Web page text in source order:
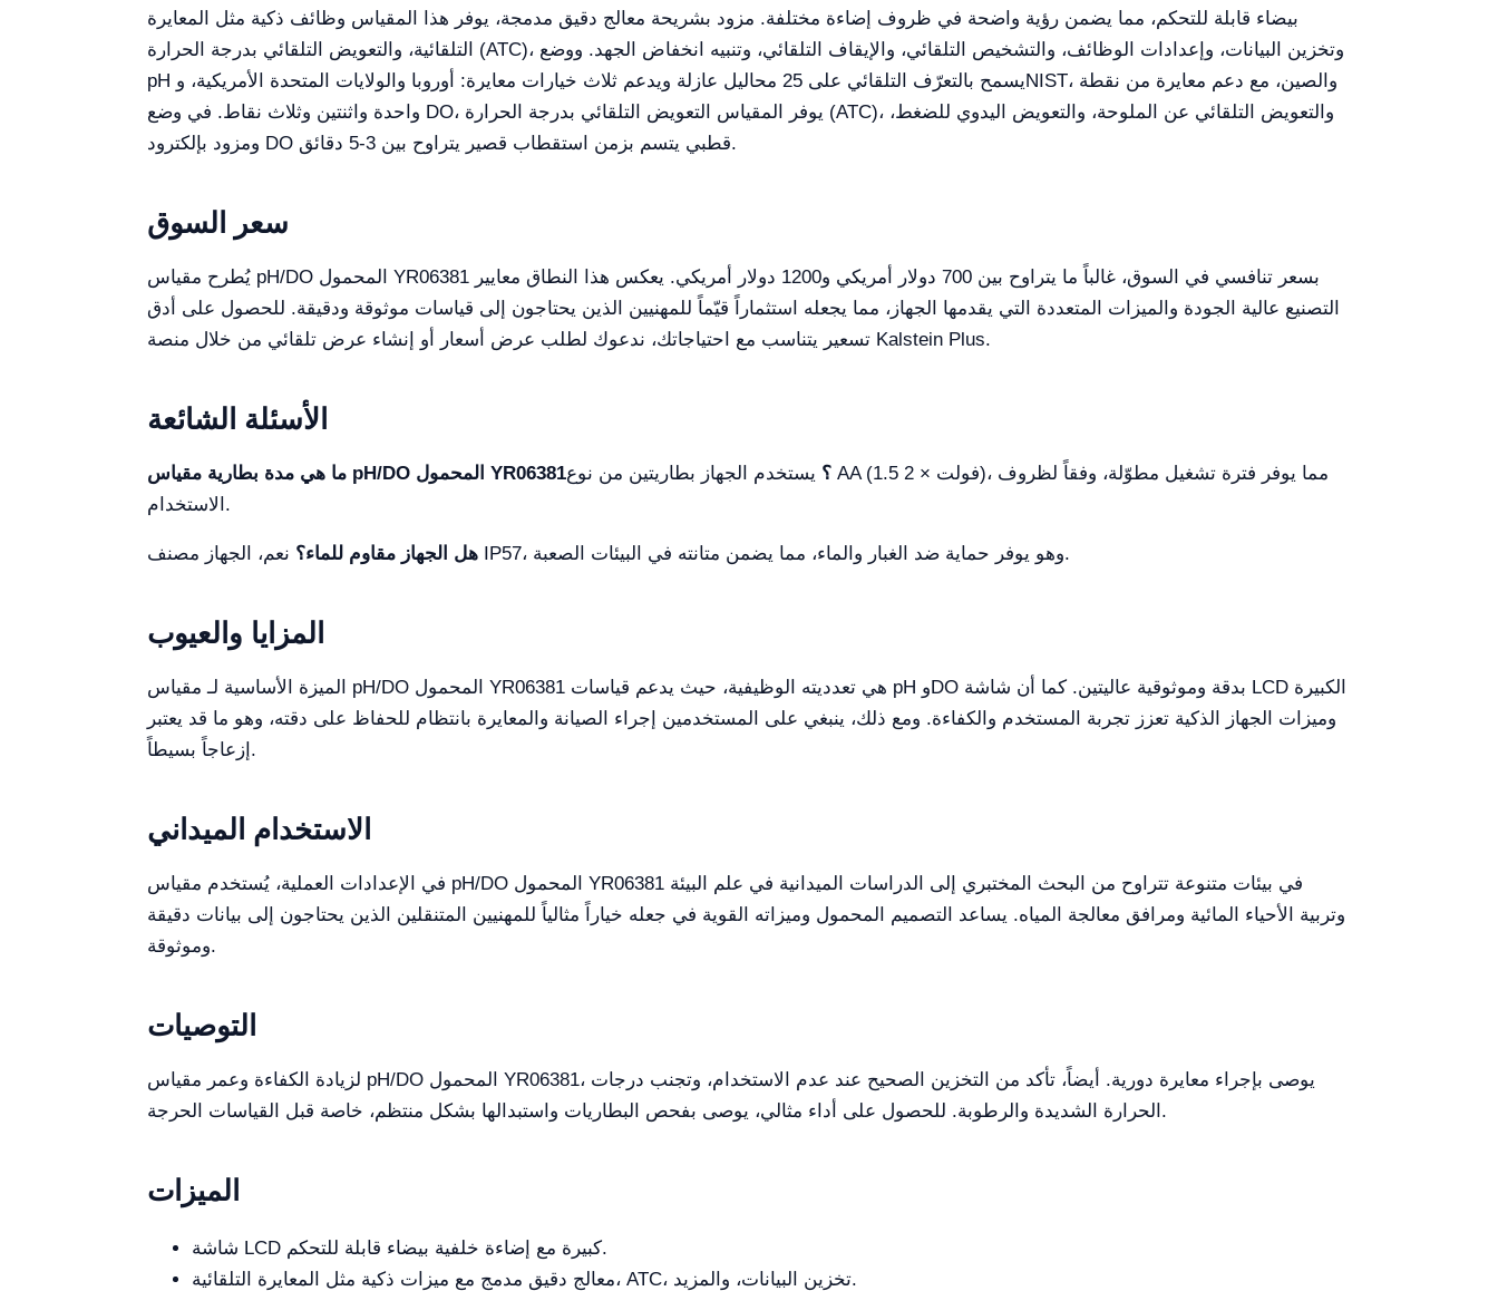
بيضاء قابلة للتحكم، مما يضمن رؤية واضحة في ظروف إضاءة مختلفة. مزود بشريحة معالج دقيق مدمجة، يوفر هذا المقياس وظائف ذكية مثل المعايرة
التلقائية، والتعويض التلقائي بدرجة الحرارة (ATC)، وتخزين البيانات، وإعدادات الوظائف، والتشخيص التلقائي، والإيقاف التلقائي، وتنبيه انخفاض الجهد. ووضع
pH يسمح بالتعرّف التلقائي على 25 محاليل عازلة ويدعم ثلاث خيارات معايرة: أوروبا والولايات المتحدة الأمريكية، وNIST، والصين، مع دعم معايرة من نقطة
واحدة واثنتين وثلاث نقاط. في وضع DO، يوفر المقياس التعويض التلقائي بدرجة الحرارة (ATC)، والتعويض التلقائي عن الملوحة، والتعويض اليدوي للضغط،
ومزود بإلكترود DO قطبي يتسم بزمن استقطاب قصير يتراوح بين 3-5 دقائق.
سعر السوق
يُطرح مقياس pH/DO المحمول YR06381 بسعر تنافسي في السوق، غالباً ما يتراوح بين 700 دولار أمريكي و1200 دولار أمريكي. يعكس هذا النطاق معايير
التصنيع عالية الجودة والميزات المتعددة التي يقدمها الجهاز، مما يجعله استثماراً قيّماً للمهنيين الذين يحتاجون إلى قياسات موثوقة ودقيقة. للحصول على أدق
تسعير يتناسب مع احتياجاتك، ندعوك لطلب عرض أسعار أو إنشاء عرض تلقائي من خلال منصة Kalstein Plus.
الأسئلة الشائعة
ما هي مدة بطارية مقياس pH/DO المحمول YR06381؟ يستخدم الجهاز بطاريتين من نوع AA (1.5 فولت × 2)، مما يوفر فترة تشغيل مطوّلة، وفقاً لظروف
الاستخدام.
هل الجهاز مقاوم للماء؟ نعم، الجهاز مصنف IP57، وهو يوفر حماية ضد الغبار والماء، مما يضمن متانته في البيئات الصعبة.
المزايا والعيوب
الميزة الأساسية لـ مقياس pH/DO المحمول YR06381 هي تعدديته الوظيفية، حيث يدعم قياسات pH وDO بدقة وموثوقية عاليتين. كما أن شاشة LCD الكبيرة
وميزات الجهاز الذكية تعزز تجربة المستخدم والكفاءة. ومع ذلك، ينبغي على المستخدمين إجراء الصيانة والمعايرة بانتظام للحفاظ على دقته، وهو ما قد يعتبر
إزعاجاً بسيطاً.
الاستخدام الميداني
في الإعدادات العملية، يُستخدم مقياس pH/DO المحمول YR06381 في بيئات متنوعة تتراوح من البحث المختبري إلى الدراسات الميدانية في علم البيئة
وتربية الأحياء المائية ومرافق معالجة المياه. يساعد التصميم المحمول وميزاته القوية في جعله خياراً مثالياً للمهنيين المتنقلين الذين يحتاجون إلى بيانات دقيقة
وموثوقة.
التوصيات
لزيادة الكفاءة وعمر مقياس pH/DO المحمول YR06381، يوصى بإجراء معايرة دورية. أيضاً، تأكد من التخزين الصحيح عند عدم الاستخدام، وتجنب درجات
الحرارة الشديدة والرطوبة. للحصول على أداء مثالي، يوصى بفحص البطاريات واستبدالها بشكل منتظم، خاصة قبل القياسات الحرجة.
الميزات
شاشة LCD كبيرة مع إضاءة خلفية بيضاء قابلة للتحكم.
معالج دقيق مدمج مع ميزات ذكية مثل المعايرة التلقائية، ATC، تخزين البيانات، والمزيد.